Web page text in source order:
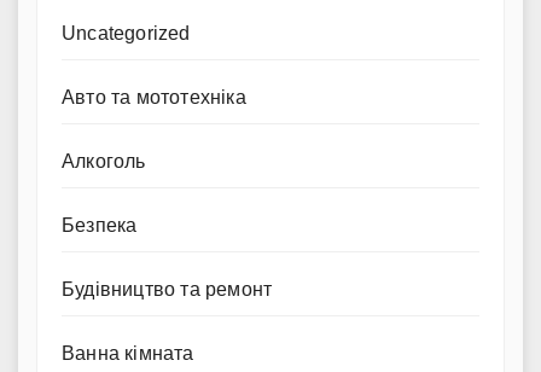
Uncategorized
Авто та мототехніка
Алкоголь
Безпека
Будівництво та ремонт
Ванна кімната